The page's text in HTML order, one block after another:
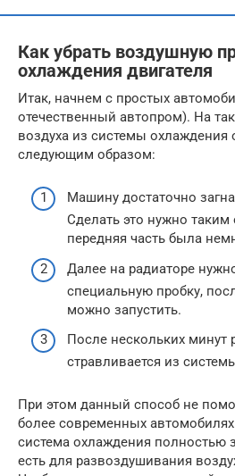
Как убрать воздушную
охлаждения двигателя
Итак, начнем с простых
отечественный автопром). На
воздуха из системы охлаждения
следующим образом:
Машину достаточно
Сделать это нужно таким
передняя часть была
Далее на радиаторе
специальную пробку,
можно запустить.
После нескольких минут
стравливается из
При этом данный способ не
более современных
система охлаждения полностью
есть для развоздушивания